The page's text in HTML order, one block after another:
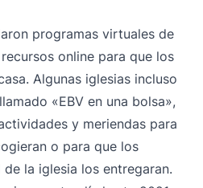
programas virtuales de
online para que los
Algunas iglesias incluso
«EBV en una bolsa»,
y meriendas para
o para que los
la iglesia los entregaran.